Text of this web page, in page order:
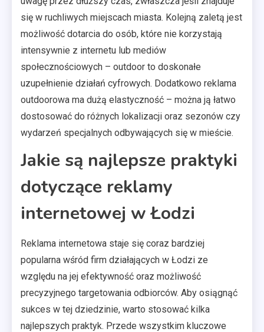
się w ruchliwych miejscach miasta. Kolejną zaletą jest
możliwość dotarcia do osób, które nie korzystają
intensywnie z internetu lub mediów
społecznościowych – outdoor to doskonałe
uzupełnienie działań cyfrowych. Dodatkowo reklama
outdoorowa ma dużą elastyczność – można ją łatwo
dostosować do różnych lokalizacji oraz sezonów czy
wydarzeń specjalnych odbywających się w mieście.
Jakie są najlepsze praktyki
dotyczące reklamy
internetowej w Łodzi
Reklama internetowa staje się coraz bardziej
popularna wśród firm działających w Łodzi ze
względu na jej efektywność oraz możliwość
precyzyjnego targetowania odbiorców. Aby osiągnąć
sukces w tej dziedzinie, warto stosować kilka
najlepszych praktyk. Przede wszystkim kluczowe